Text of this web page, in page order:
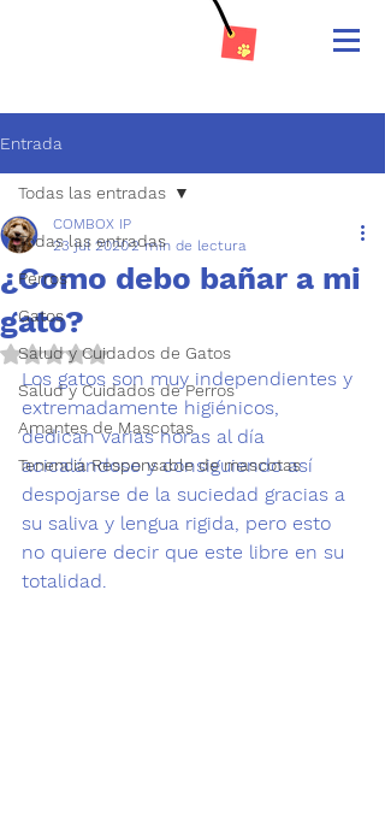
Entrada
Todas las entradas
Perros
Gatos
Salud y Cuidados de Gatos
Salud y Cuidados de Perros
Amantes de Mascotas
Tenencia Responsable de mascotas
Todas las entradas
¿Como debo bañar a mi
gato?
COMBOX IP
23 jul 20202 min de lectura
Obtuvo NaN de 5 estrellas.
Los gatos son muy independientes y
extremadamente higiénicos,
dedican varias horas al día
acicalándose y consiguiendo así
despojarse de la suciedad gracias a
su saliva y lengua rigida, pero esto
no quiere decir que este libre en su
totalidad.